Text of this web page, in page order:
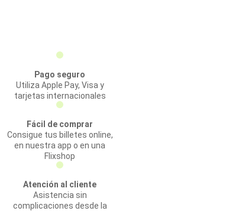
Pago seguro
Utiliza Apple Pay, Visa y
tarjetas internacionales
Fácil de comprar
Consigue tus billetes online,
en nuestra app o en una
Flixshop
Atención al cliente
Asistencia sin
complicaciones desde la